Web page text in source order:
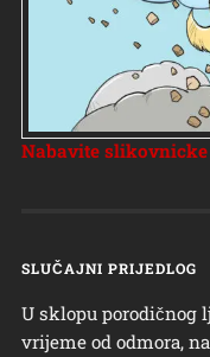
Nabavite slikovnicke
SLUČAJNI PRIJEDLOG
U sklopu porodičnog
vrijeme od odmora,